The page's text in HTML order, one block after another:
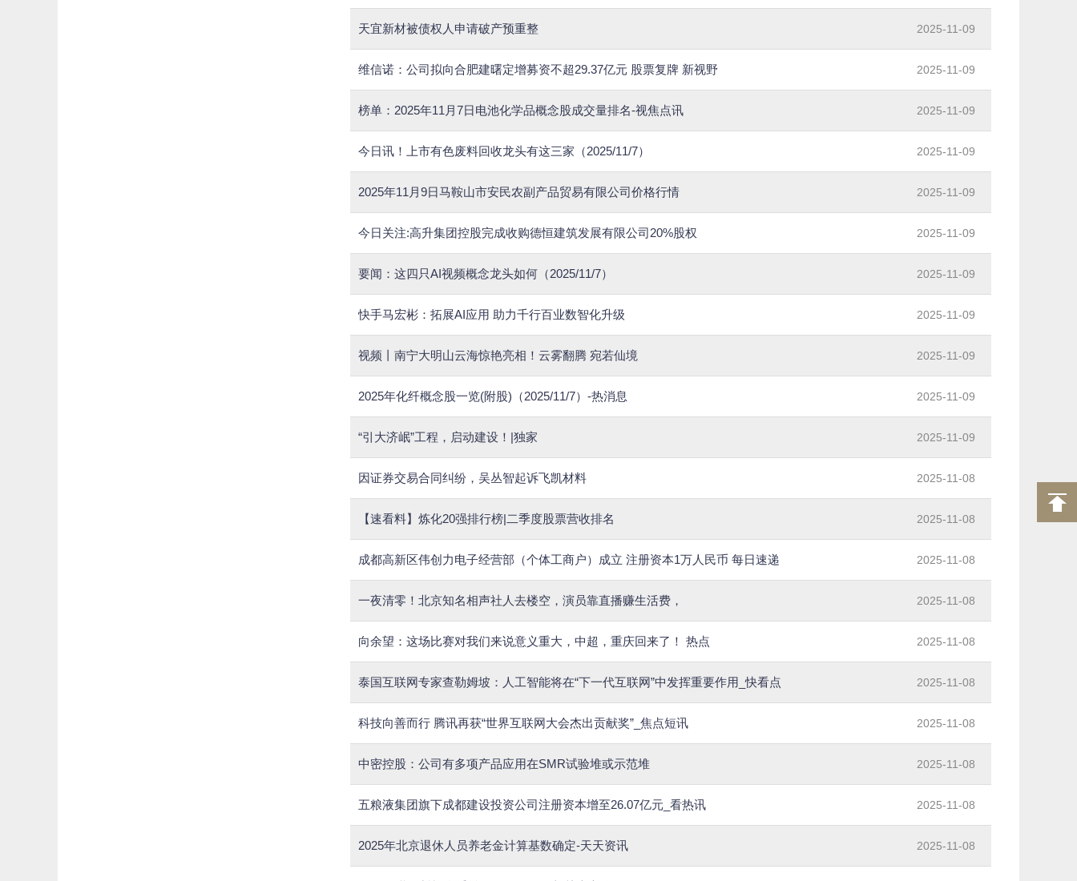
天宜新材被债权人申请破产预重整 2025-11-09
维信诺：公司拟向合肥建曙定增募资不超29.37亿元 股票复牌 新视野 2025-11-09
榜单：2025年11月7日电池化学品概念股成交量排名-视焦点讯 2025-11-09
今日讯！上市有色废料回收龙头有这三家（2025/11/7） 2025-11-09
2025年11月9日马鞍山市安民农副产品贸易有限公司价格行情 2025-11-09
今日关注:高升集团控股完成收购德恒建筑发展有限公司20%股权 2025-11-09
要闻：这四只AI视频概念龙头如何（2025/11/7） 2025-11-09
快手马宏彬：拓展AI应用 助力千行百业数智化升级 2025-11-09
视频丨南宁大明山云海惊艳亮相！云雾翻腾 宛若仙境 2025-11-09
2025年化纤概念股一览(附股)（2025/11/7）-热消息 2025-11-09
“引大济岷”工程，启动建设！|独家 2025-11-09
因证券交易合同纠纷，吴丛智起诉飞凯材料 2025-11-08
【速看料】炼化20强排行榜|二季度股票营收排名 2025-11-08
成都高新区伟创力电子经营部（个体工商户）成立 注册资本1万人民币 每日速递 2025-11-08
一夜清零！北京知名相声社人去楼空，演员靠直播赚生活费， 2025-11-08
向余望：这场比赛对我们来说意义重大，中超，重庆回来了！ 热点 2025-11-08
泰国互联网专家查勒姆坡：人工智能将在“下一代互联网”中发挥重要作用_快看点 2025-11-08
科技向善而行 腾讯再获“世界互联网大会杰出贡献奖”_焦点短讯 2025-11-08
中密控股：公司有多项产品应用在SMR试验堆或示范堆 2025-11-08
五粮液集团旗下成都建设投资公司注册资本增至26.07亿元_看热讯 2025-11-08
2025年北京退休人员养老金计算基数确定-天天资讯 2025-11-08